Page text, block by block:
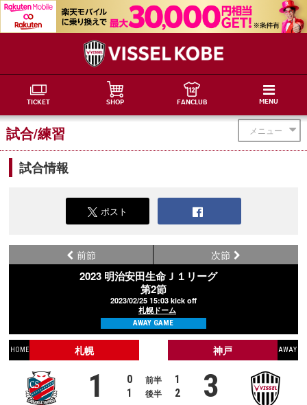
TICKET SHOP FANCLUB MENU
メニュー
試合/練習
試合情報
ポスト
前節
2023 明治安田生命Ｊ１リーグ
第2節
2023/02/25 15:03 kick off
札幌ドーム
AWAY GAME
次節
HOME 札幌 AWAY
神戸
1 0 前半
1
1
後半 2 3